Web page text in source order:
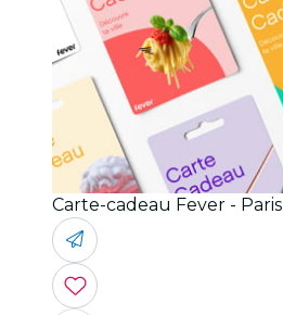
Carte-cadeau Fever - Paris